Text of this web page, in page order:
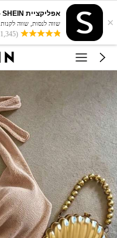
×
אפליקציית SHEIN - מוכן, הכן, סטייל!
שווה לנסות, שווה לקנות
(1,345)